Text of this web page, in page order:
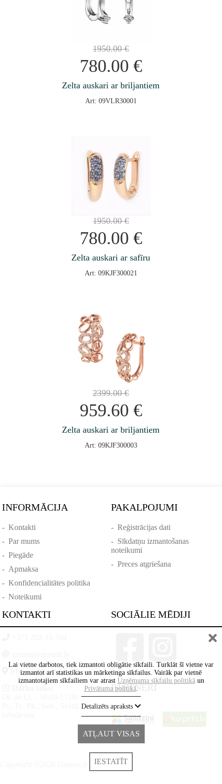
1950.00€
780.00 €
Zelta auskari ar briljantiem
Art: 09VLR30001
1950.00€
780.00 €
Zelta auskari ar safīru
Art: 09KJF300021
2399.00€
959.60 €
Zelta auskari ar briljantiem
Art: 09KJF300003
INFORMĀCIJA
-Kontakti
-Par mums
-Piegāde
- Apmaksa
-Konfidencialitātes politika
-Noteikumi
PAKALPOJUMI
- Reģistrācijas dati
- Sīkdatņu izmantošanas
noteikumi
- Preces atgriešana
KONTAKTI
Rīga, Lāčplēšā iela 88
Pr., Tr., Pk., Sest., Svētd. -
SOCIĀLIE MĒDIJI
PARTNERI
Lai vietne darbotos, tiek izmantoti obligātie sīkfaili. Turklāt šī vietne var
izmantot arī statistikas un mārketinga sīkfailus. Vairāk par vietnē
izmantotajiem sīkfailiem var atrast Uzņēmuma sīkfailu politikāun
Privātuma politikā.
Detalizēts apraksts
ATĻAUT VISAS
IESTATĪT